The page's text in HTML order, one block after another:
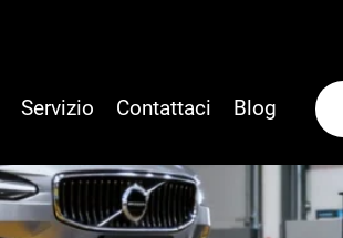
Servizio Contattaci Blog